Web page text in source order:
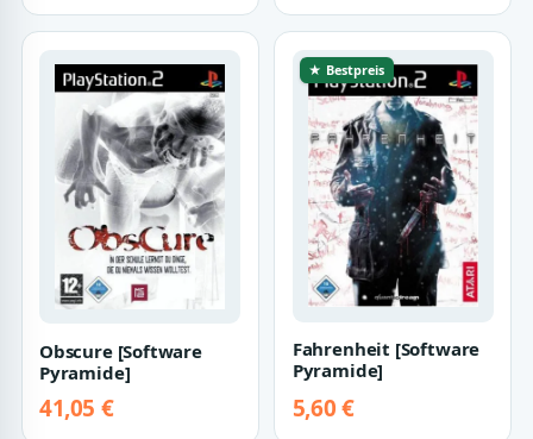
Obscure [Software
Pyramide]
41,05 €
★ Bestpreis
Fahrenheit [Software
Pyramide]
5,60 €